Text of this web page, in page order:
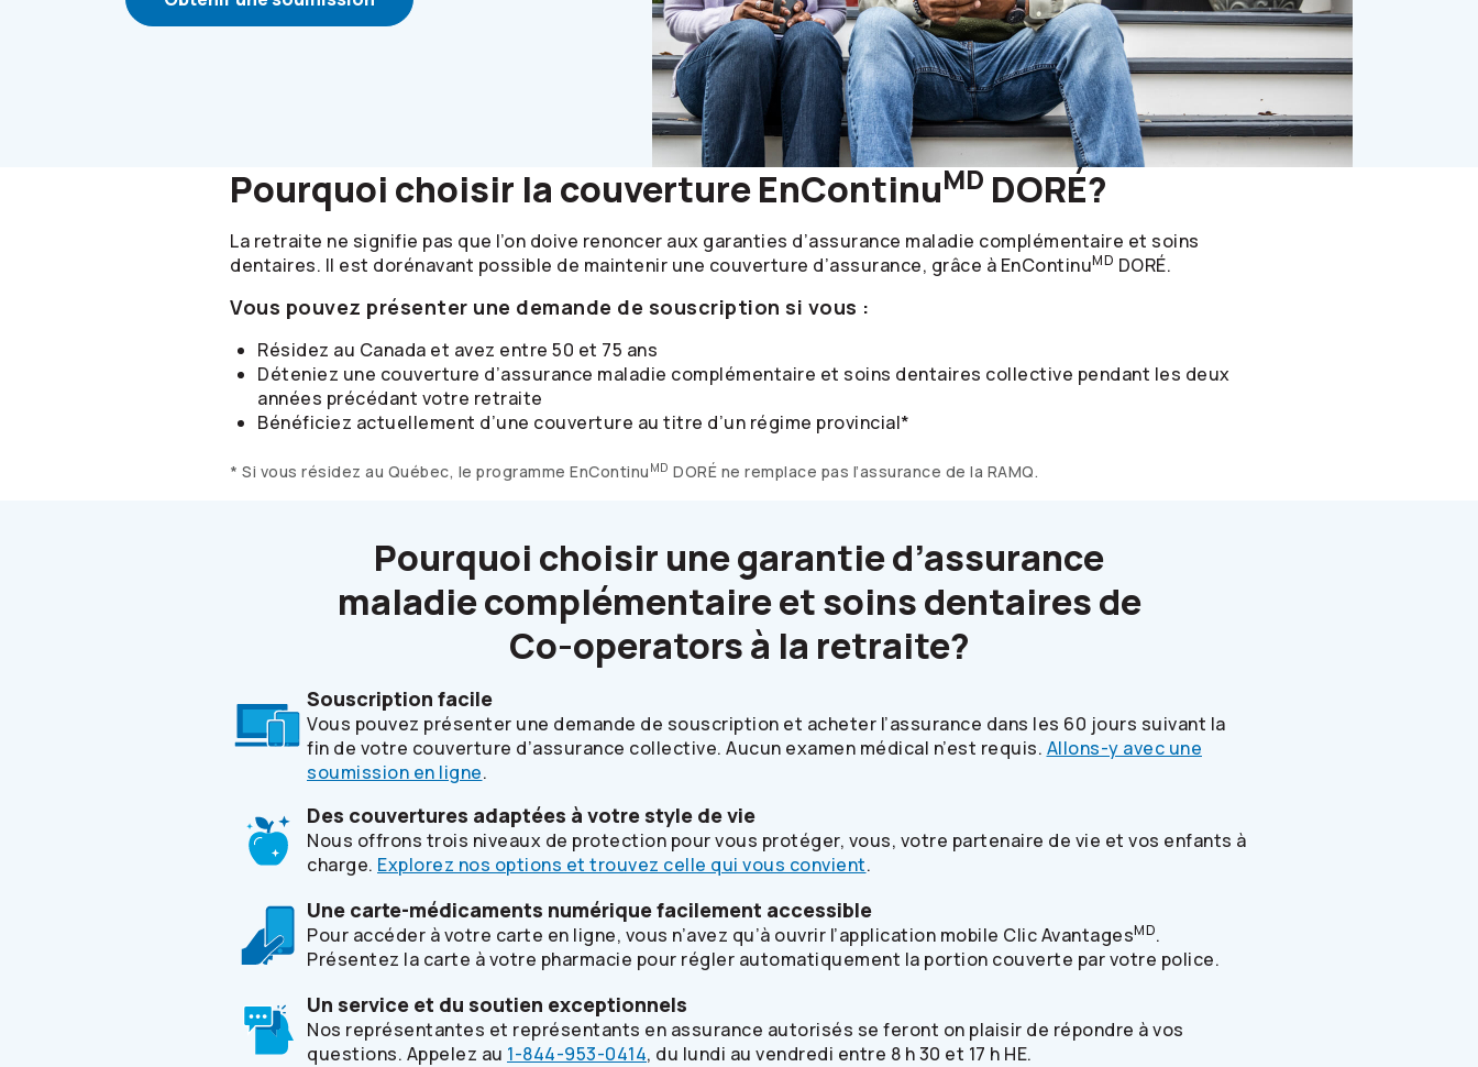
Pourquoi choisir la couverture EnContinuMD DORÉ?
La retraite ne signifie pas que l’on doive renoncer aux garanties d’assurance maladie complémentaire et soins
dentaires. Il est dorénavant possible de maintenir une couverture d’assurance, grâce à EnContinuMD DORÉ.
Vous pouvez présenter une demande de souscription si vous :
Résidez au Canada et avez entre 50 et 75 ans
Déteniez une couverture d’assurance maladie complémentaire et soins dentaires collective pendant les deux
années précédant votre retraite
Bénéficiez actuellement d’une couverture au titre d’un régime provincial*
* Si vous résidez au Québec, le programme EnContinu MD DORÉ ne remplace pas l’assurance de la RAMQ.
Pourquoi choisir une garantie d’assurance
maladie complémentaire et soins dentaires de
Co-operatorsà la retraite?
Souscription facile
Vous pouvez présenter une demande de souscription et acheter l’assurance dans les 60 jours suivant la
fin de votre couverture d’assurance collective. Aucun examen médical n’est requis. Allons-y avec une
soumission en ligne.
Des couvertures adaptées à votre style de vie
Nous offrons trois niveaux de protection pour vous protéger, vous, votre partenaire de vie et vos enfants à
charge. Explorez nos options et trouvez celle qui vous convient.
Une carte-médicaments numérique facilement accessible
Pour accéder à votre carte en ligne, vous n’avez qu’à ouvrir l’application mobile Clic AvantagesMD.
Présentez la carte à votre pharmacie pour régler automatiquement la portion couverte par votre police.
Un service et du soutien exceptionnels
Nos représentantes et représentants en assurance autorisés se feront on plaisir de répondre à vos
questions. Appelez au 1-844-953-0414, du lundi au vendredi entre 8 h 30 et 17 h HE.